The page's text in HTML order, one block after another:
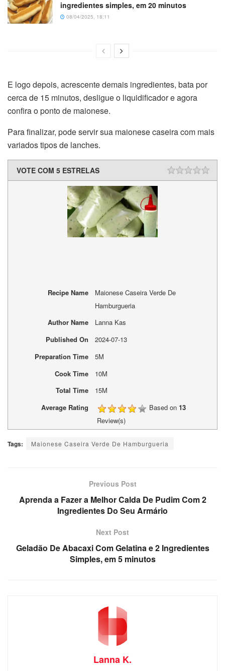
ingredientes simples, em 20 minutos
08/04/2025, 18:11
E logo depois, acrescente demais ingredientes, bata por
cerca de 15 minutos, desligue o liquidificador e agora
confira o ponto de maionese.
Para finalizar, pode servir sua maionese caseira com mais
variados tipos de lanches.
VOTE COM 5 ESTRELAS
Recipe Name
Maionese Caseira Verde De
Hamburgueria
Author Name
Lanna Kas
Published On
2024-07-13
Preparation Time
5M
Cook Time
10M
Total Time
15M
Average Rating
Based on 13
Review(s)
Tags: Maionese Caseira Verde De Hamburgueria
Previous Post
Aprenda a Fazer a Melhor Calda De Pudim Com 2
Ingredientes Do Seu Armário
Next Post
Geladão De Abacaxi Com Gelatina e 2 Ingredientes
Simples, em 5 minutos
Lanna K.